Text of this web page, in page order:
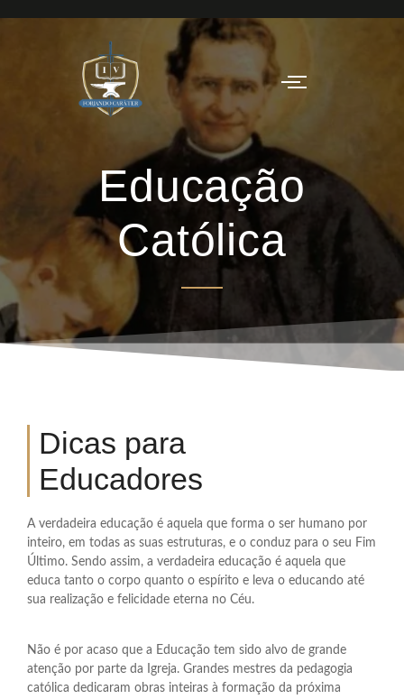
Educação
Católica
Dicas para
Educadores
A verdadeira educação é aquela que forma o ser humano por
inteiro, em todas as suas estruturas, e o conduz para o seu Fim
Último. Sendo assim, a verdadeira educação é aquela que
educa tanto o corpo quanto o espírito e leva o educando até
sua realização e felicidade eterna no Céu.
Não é por acaso que a Educação tem sido alvo de grande
atenção por parte da Igreja. Grandes mestres da pedagogia
católica dedicaram obras inteiras à formação da próxima